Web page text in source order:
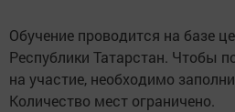
Обучение проводится на базе
Республики Татарстан. Чтобы
на участие, необходимо
Количество мест ограничено.